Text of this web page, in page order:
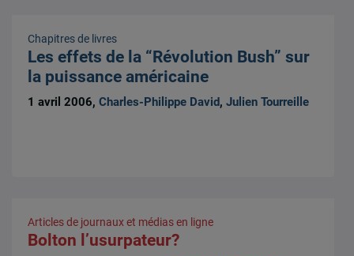
Chapitres de livres
Les effets de la “Révolution Bush” sur
la puissance américaine
1 avril 2006,Charles-Philippe David,Julien Tourreille
Articles de journaux et médias en ligne
Bolton l’usurpateur?